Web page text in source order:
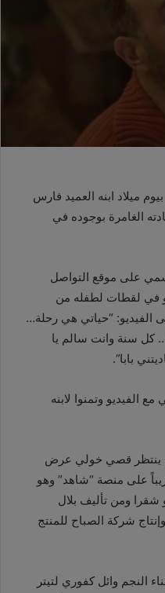
ميلاد ابنه العميد فارس
الغامرة بوجوده في
على موقع التواصل
في لقطات لطفله من
الفيديو: “حياتي هي رحلة…
كل سنة وانت سالم يا
بابا”.
الفيديو وتمنوا لابنه
ينتظر قصي خولي عرض
على منصة “شاهد” وهو
شقرا ومن تأليف بلال
شركة الصباح للمنتج
النجم وائل كفوري لتيتر